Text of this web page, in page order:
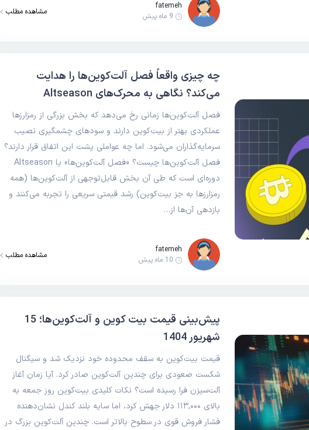
fatemeh
9 ماه پیش
مشاهده مطلب
چه چیزی واقعاً فصل آلت‌کوین‌ها را هدایت
می‌کند؟ نگاهی به محرک‌های Altseason
فصل آلت‌کوین‌ها زمانی رخ می‌دهد که بخش بزرگی از رمزارزها
عملکردی بهتر از بیت‌کوین دارند و سودهای چشمگیری نصیب
سرمایه‌گذاران می‌شود. اما چه عواملی پشت این اتفاق قرار دارند؟
فصل آلت‌کوین‌ها چیست؟ «فصل آلت‌کوین‌ها» یا Altseason
دوره‌ای است که طی آن بخش قابل‌توجهی از آلت‌کوین‌ها (همه
رمزارزها به جز بیت‌کوین) رشد قیمتی سریعی را تجربه می‌کنند و
بازدهی آن‌ها از…
fatemeh
10 ماه پیش
مشاهده مطلب
پیش‌بینی قیمت بیت کوین و آلت‌کوین‌ها؛ 15
شهریور 1404
قیمت بیت‌کوین به سقف محدوده خود نزدیک شد و سیگنال
شکست صعودی برای چندین آلت‌کوین صادر کرد. آیا زمان آغاز
آلت‌سیزن فرا رسیده است؟ نکات کلیدی بیت‌کوین روز جمعه به
بالای ۱۱۳,۰۰۰ دلار جهش کرد، اما سایه بلند کندل نشان‌دهنده
فشار فروش قوی در سطوح بالاتر است. چندین آلت‌کوین بزرگ در